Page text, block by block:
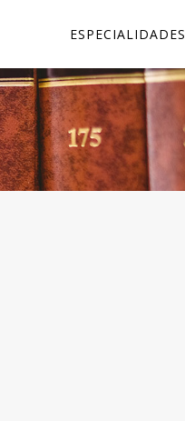
ESPECIALIDADES